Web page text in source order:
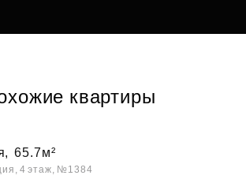
квартиры
65.7м²
4 этаж, №1384